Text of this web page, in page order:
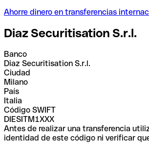
Ahorre dinero en transferencias
Diaz Securitisation S.r.l.
Banco
Diaz Securitisation S.r.l.
Ciudad
Milano
País
Italia
Código SWIFT
DIESITM1XXX
Antes de realizar una transferencia
identidad de este código ni verificar